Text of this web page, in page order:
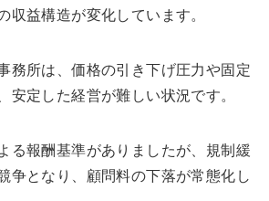
収益構造が変化しています。
務所は、価格の引き下げ圧力や固定
安定した経営が難しい状況です。
る報酬基準がありましたが、規制緩
争となり、顧問料の下落が常態化し